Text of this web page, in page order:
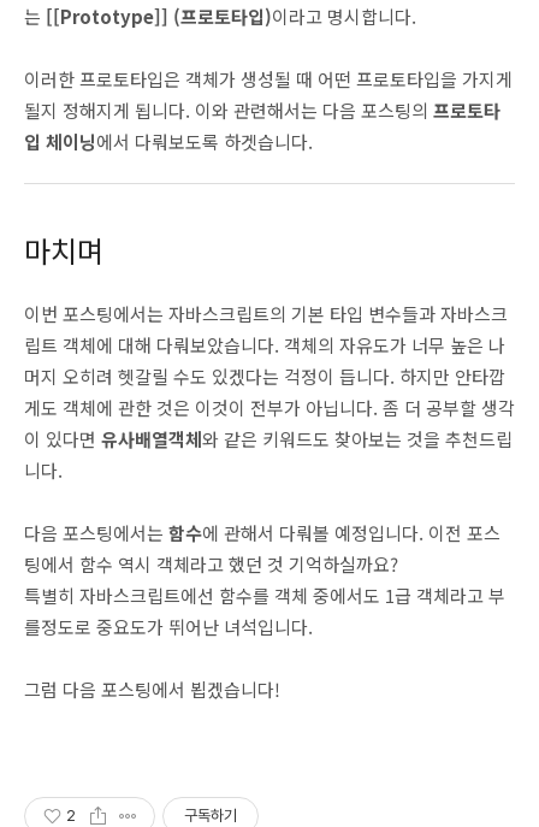
는 [[Prototype]] (프로토타입)이라고 명시합니다.
이러한 프로토타입은 객체가 생성될 때 어떤 프로토타입을 가지게
될지 정해지게 됩니다. 이와 관련해서는 다음 포스팅의 프로토타
입 체이닝에서 다뤄보도록 하겟습니다.
마치며
이번 포스팅에서는 자바스크립트의 기본 타입 변수들과 자바스크
립트 객체에 대해 다뤄보았습니다. 객체의 자유도가 너무 높은 나
머지 오히려 헷갈릴 수도 있겠다는 걱정이 듭니다. 하지만 안타깝
게도 객체에 관한 것은 이것이 전부가 아닙니다. 좀 더 공부할 생각
이 있다면 유사배열객체와 같은 키워드도 찾아보는 것을 추천드립
니다.
다음 포스팅에서는 함수에 관해서 다뤄볼 예정입니다. 이전 포스
팅에서 함수 역시 객체라고 했던 것 기억하실까요?
특별히 자바스크립트에선 함수를 객체 중에서도 1급 객체라고 부
를정도로 중요도가 뛰어난 녀석입니다.
그럼 다음 포스팅에서 뵙겠습니다!
2 구독하기